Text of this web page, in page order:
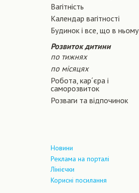
Вагiтнiсть
Календар вагітності
Будинок і все, що в ньому
Розвиток дитини
по тижнях
по місяцях
Робота, кар´єра і
саморозвиток
Розваги та відпочинок
Новини
Реклама на порталі
Лінієчки
Корисні посилання